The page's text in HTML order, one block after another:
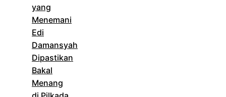
yang
Menemani
Edi
Damansyah
Dipastikan
Bakal
Menang